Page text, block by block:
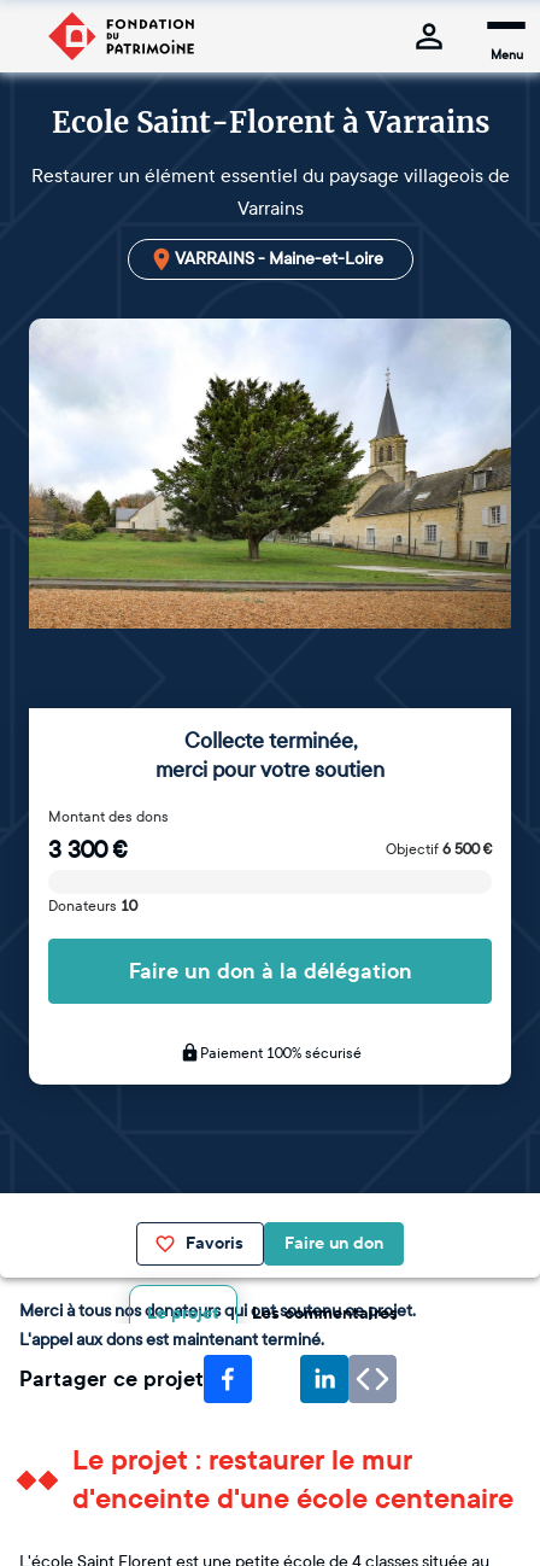
Menu
Ecole Saint-Florent à Varrains
Restaurer un élément essentiel du paysage villageois de
Varrains
VARRAINS - Maine-et-Loire
Collecte terminée,
merci pour votre soutien
Montant des dons
3 300€ Objectif 6 500€
Donateurs 10
Faire un don à la délégation
Paiement 100% sécurisé
Favoris Faire un don
Le projet Les commentaires
Merci à tous nos donateurs qui ont soutenu ce projet.
L'appel aux dons est maintenant terminé.
Partager ce projet
Le projet : restaurer le mur
d'enceinte d'une école centenaire